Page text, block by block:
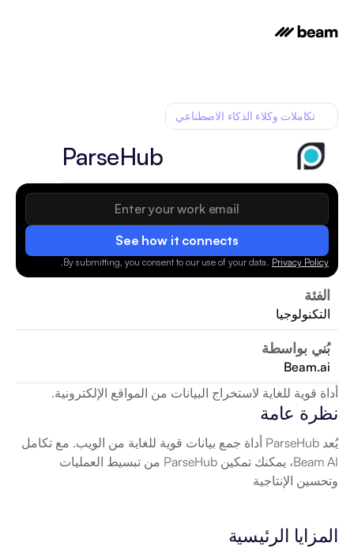
See how it connects
By submitting, you consent to our use of your data. Privacy Policy
.
الفئة
التكنولوجيا
بُني بواسطة
Beam.ai
تكاملات وكلاء الذكاء الاصطناعي
ParseHub
أداة قوية للغاية لاستخراج البيانات من المواقع الإلكترونية.
نظرة عامة
وتحسين الإنتاجية
المزايا الرئيسية